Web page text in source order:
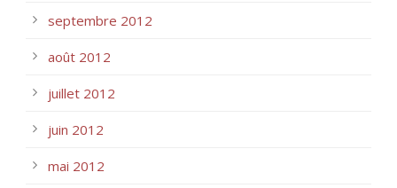
septembre 2012
août 2012
juillet 2012
juin 2012
mai 2012